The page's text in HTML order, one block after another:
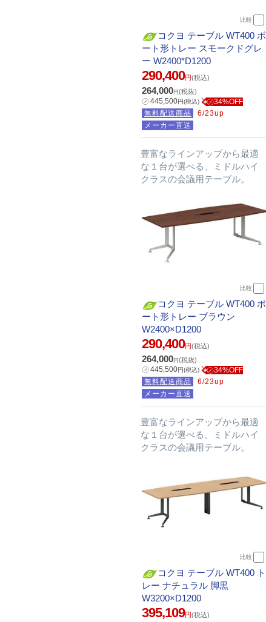
比較
コクヨ テーブル WT400 ボ
ート形トレー スモークドグレ
ー W2400*D1200
290,400円(税込)
264,000円(税抜)
㋱445,500円(税込) ㋱34%OFF
無料配送商品
6/23up
メーカー直送
豊富なラインアップから最適
な１台が選べる、ミドルハイ
クラスの会議用テーブル。
比較
コクヨ テーブル WT400 ボ
ート形トレー ブラウン
W2400×D1200
290,400円(税込)
264,000円(税抜)
㋱445,500円(税込) ㋱34%OFF
無料配送商品
6/23up
メーカー直送
豊富なラインアップから最適
な１台が選べる、ミドルハイ
クラスの会議用テーブル。
比較
コクヨ テーブル WT400 ト
レー ナチュラル 脚黒
W3200×D1200
395,109円(税込)